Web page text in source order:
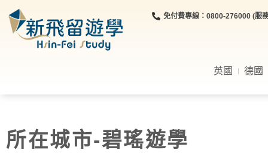
免付費專線：0800-276000 (服
英國 德國
所在城市-碧瑤遊學